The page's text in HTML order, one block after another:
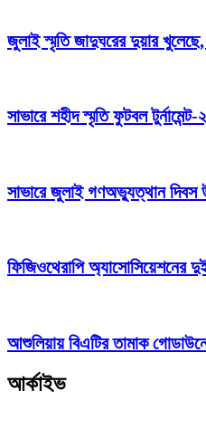
জুলাই স্মৃতি জাদুঘরের দুয়ার
সাভারে শহীদ স্মৃতি ফুটবল
সাভারে জুলাই গণঅভ্যুত্থান দিবস
ফিজিওথেরাপি অ্যাসোসিয়েশনের
আশুলিয়ায় বিএটির তামাক
আর্কাইভ